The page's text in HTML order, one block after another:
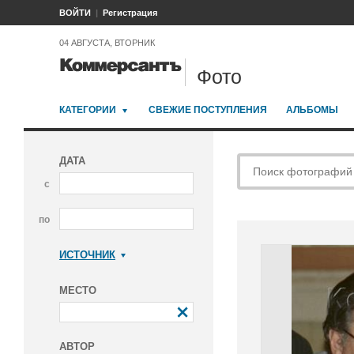
ВОЙТИ Регистрация
04 АВГУСТА, ВТОРНИК
Фото
КАТЕГОРИИ СВЕЖИЕ ПОСТУПЛЕНИЯ АЛЬБОМЫ
ДАТА
с
по
ИСТОЧНИК
МЕСТО
АВТОР